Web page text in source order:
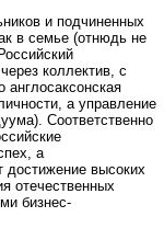
и подчиненных
в семье (отнюдь не
коллектив, с
а управление
Соответственно
а
достижение высоких
отечественных
бизнес-